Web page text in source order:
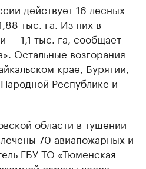
действует 16 лесных
тыс. га. Из них в
— 1,1 тыс. га, сообщает
Остальные возгорания
крае, Бурятии,
Республике и
области в тушении
70 авиапожарных и
ГБУ ТО «Тюменская